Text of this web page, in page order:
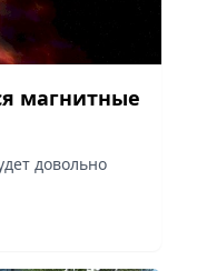
магнитные
довольно